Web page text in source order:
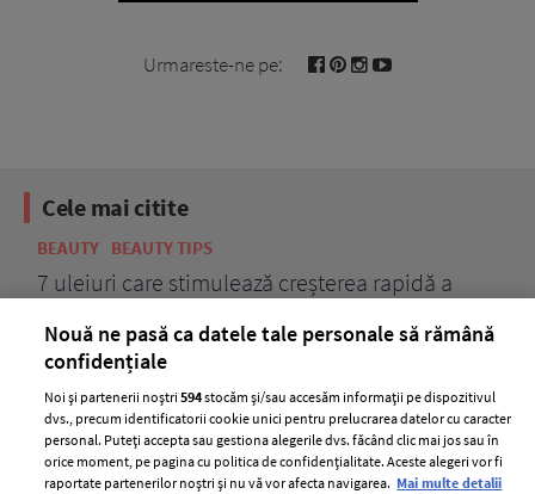
Urmareste-ne pe:
Cele mai citite
BEAUTY BEAUTY TIPS
7 uleiuri care stimulează creșterea rapidă a
Nouă ne pasă ca datele tale personale să rămână
confidențiale
Noi și partenerii noștri594stocăm și/sau accesăm informații pe dispozitivul
dvs., precum identificatorii cookie unici pentru prelucrarea datelor cu caracter
personal. Puteți accepta sau gestiona alegerile dvs. făcând clic mai jos sau în
orice moment, pe pagina cu politica de confidențialitate. Aceste alegeri vor fi
raportate partenerilor noștri și nu vă vor afecta navigarea. Mai multe detalii